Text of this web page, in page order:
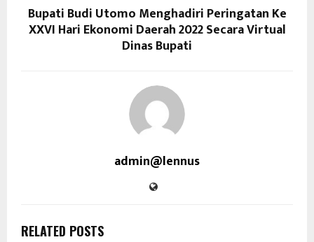
Bupati Budi Utomo Menghadiri Peringatan Ke
XXVI Hari Ekonomi Daerah 2022 Secara Virtual
Dinas Bupati
admin@lennus
RELATED POSTS